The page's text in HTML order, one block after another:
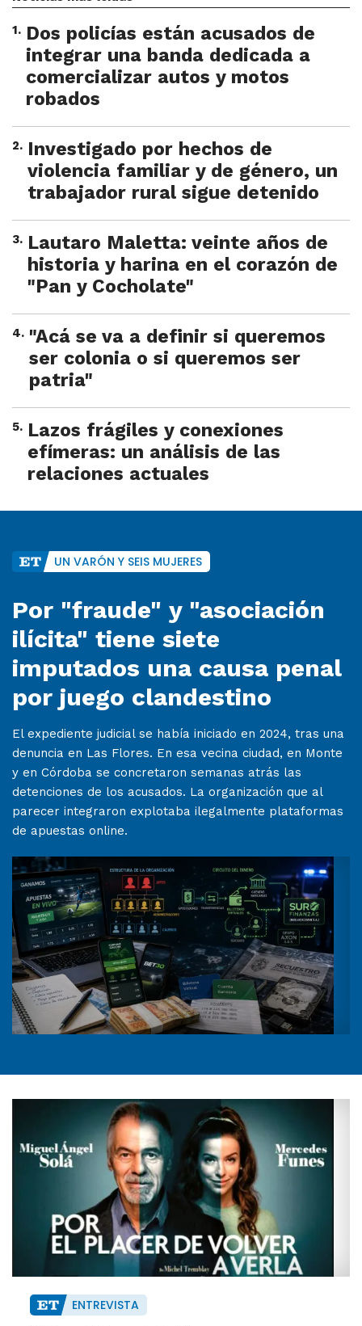
1. Dos policías están acusados de
integrar una banda dedicada a
comercializar autos y motos
robados
2. Investigado por hechos de
violencia familiar y de género, un
trabajador rural sigue detenido
3. Lautaro Maletta: veinte años de
historia y harina en el corazón de
"Pan y Cocholate"
4. "Acá se va a definir si queremos
ser colonia o si queremos ser
patria"
5. Lazos frágiles y conexiones
efímeras: un análisis de las
relaciones actuales
UN VARÓN Y SEIS MUJERES
Por "fraude" y "asociación
ilícita" tiene siete
imputados una causa penal
por juego clandestino
El expediente judicial se había iniciado en 2024, tras una
denuncia en Las Flores. En esa vecina ciudad, en Monte
y en Córdoba se concretaron semanas atrás las
detenciones de los acusados. La organización que al
parecer integraron explotaba ilegalmente plataformas
de apuestas online.
ENTREVISTA